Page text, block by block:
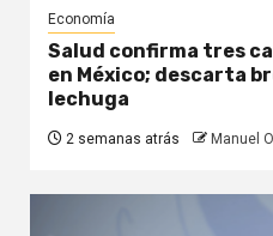
Economía
Salud confirma tres
en México; descarta
lechuga
2 semanas atrás Manuel